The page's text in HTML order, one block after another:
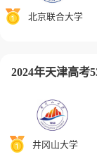
北京联合大学
2024年天津高考
井冈山大学